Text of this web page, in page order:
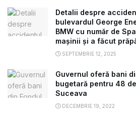
Detalii despre
bulevardul George
BMW cu număr de
mașinii și a făcut
SEPTEMBRIE 12, 2025
Guvernul oferă bani
bugetară pentru 48
Suceava
DECEMBRIE 19, 2022